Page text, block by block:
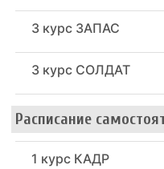
3 курс ЗАПАС
3 курс СОЛДАТ
Расписание
1 курс КАДР